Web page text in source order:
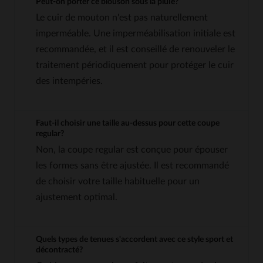
Le cuir de mouton n'est pas naturellement
imperméable. Une imperméabilisation initiale est
recommandée, et il est conseillé de renouveler le
traitement périodiquement pour protéger le cuir
des intempéries.
Faut-il choisir une taille au-dessus pour cette coupe
regular?
Non, la coupe regular est conçue pour épouser
les formes sans être ajustée. Il est recommandé
de choisir votre taille habituelle pour un
ajustement optimal.
Quels types de tenues s'accordent avec ce style sport et
décontracté?